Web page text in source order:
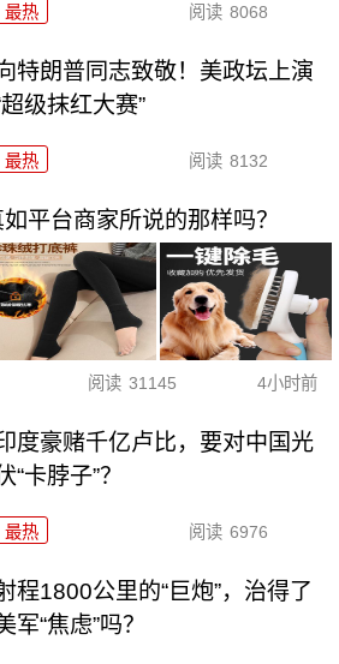
最热 阅读 8068
特朗普同志致敬！美政坛上演
超级抹红大赛”
最热 阅读 8132
平台商家所说的那样吗？
阅读 31145 4小时前
度豪赌千亿卢比，要对中国光
“卡脖子”？
最热 阅读 6976
程1800公里的“巨炮”，治得了
军“焦虑”吗？